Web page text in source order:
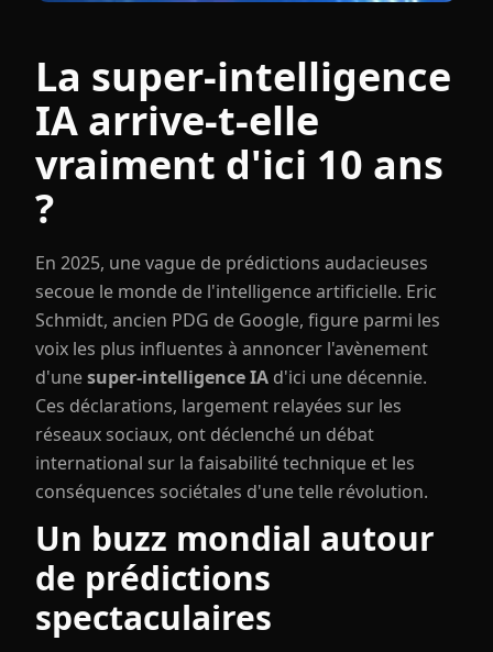
La super-intelligence
IA arrive-t-elle
vraiment d'ici 10 ans
?
En 2025, une vague de prédictions audacieuses
secoue le monde de l'intelligence artificielle. Eric
Schmidt, ancien PDG de Google, figure parmi les
voix les plus influentes à annoncer l'avènement
d'unesuper-intelligence IA d'ici une décennie.
Ces déclarations, largement relayées sur les
réseaux sociaux, ont déclenché un débat
international sur la faisabilité technique et les
conséquences sociétales d'une telle révolution.
Un buzz mondial autour
de prédictions
spectaculaires